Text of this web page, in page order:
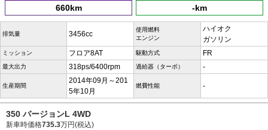
660km -km
排気量 3456cc
使用燃料
エンジン
ハイオク
ガソリン
ミッション フロア8AT 駆動方式 FR
最大出力 318ps/6400rpm 過給器（ターボ） -
生産期間
2014年09月～201
5年10月
燃費性能 -
350 バージョンL 4WD
新車時価格735.3万円(税込)